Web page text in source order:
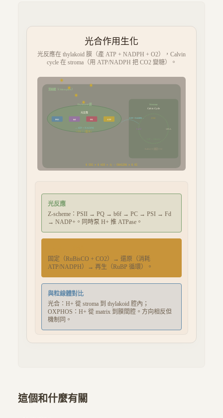
光合作用生化
光反應在 thylakoid 膜（產 ATP + NADPH + O2），Calvin
cycle 在 stroma（用 ATP/NADPH 把 CO2 變糖）。
葉綠體（Chloroplast）
☀
Thylakoid 膜
光反應
PSII b6f PSI ATP
→ ATP + NADPH
+ O2 ↑（裂水）
Stroma
Calvin Cycle
CO2
3-PGA
ATP + NADPH →
6 CO2 + 6 H2O + 光 → C6H12O6 + 6 O2
光反應
Z-scheme：PSII → PQ → b6f → PC → PSI → Fd
→ NADP+。同時泵 H+ 推 ATPase。
固定（RuBisCO + CO2）→ 還原（消耗
ATP/NADPH）→ 再生（RuBP 循環）。
與粒線體對比
光合：H+ 從 stroma 到 thylakoid 腔內；
OXPHOS：H+ 從 matrix 到膜間腔。方向相反但
機制同。
這個和什麼有關